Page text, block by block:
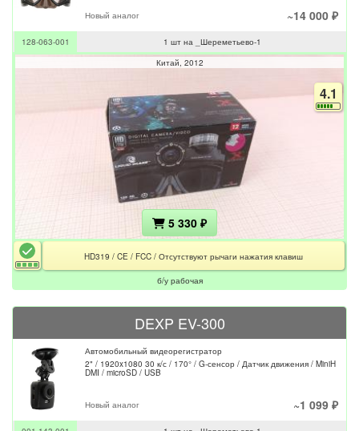
Новый аналог ~14 000 ₽
128-063-001
1 шт на _Шереметьево-1
Китай 2012
4.1
5 330 ₽
HD319 / CE / FCC / Отсутствуют рычаги нажатия клавиш
б/у рабочая
DEXP EV-300
Автомобильный видеорегистратор
2" / 1920x1080 30 к/с / 170° / G-сенсор / Датчик движения / MiniH
DMI / microSD / USB
Новый аналог ~1 099 ₽